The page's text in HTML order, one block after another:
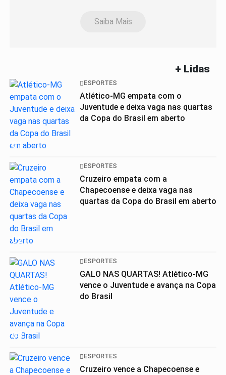
Saiba Mais
+ Lidas
01
ESPORTES
Atlético-MG empata com o
Juventude e deixa vaga nas quartas
da Copa do Brasil em aberto
02
ESPORTES
Cruzeiro empata com a
Chapecoense e deixa vaga nas
quartas da Copa do Brasil em aberto
03
ESPORTES
GALO NAS QUARTAS! Atlético-MG
vence o Juventude e avança na Copa
do Brasil
ESPORTES
Cruzeiro vence a Chapecoense e